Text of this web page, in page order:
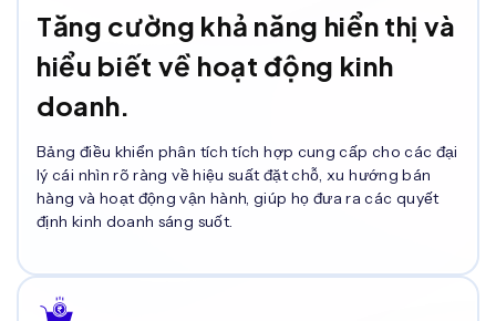
Tăng cường khả năng hiển thị và
hiểu biết về hoạt động kinh
doanh.
Bảng điều khiển phân tích tích hợp cung cấp cho các đại
lý cái nhìn rõ ràng về hiệu suất đặt chỗ, xu hướng bán
hàng và hoạt động vận hành, giúp họ đưa ra các quyết
định kinh doanh sáng suốt.